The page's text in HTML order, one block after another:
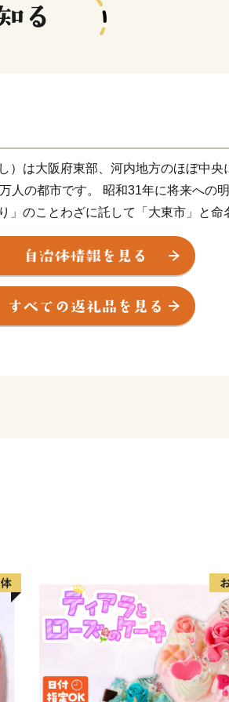
）は大阪府東部、河内地方のほぼ中央
人の都市です。 昭和31年に将来への
」のことわざに託して「大東市」と命
る豊かな自然と平安時代から大阪と奈
えた歴史・文化が調和したまちとして
ては活力あるものづくりのまちとして